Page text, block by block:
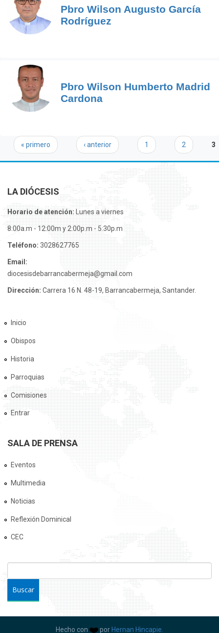
Pbro Wilson Augusto García
Rodríguez
Pbro Wilson Humberto Madrid
Cardona
Páginas
« primero ‹ anterior 1 2 3
LA DIÓCESIS
Horario de atención:Lunes a viernes
8:00a.m - 12:00m y 2:00p.m - 5:30p.m
Teléfono: 3028627765
Email:
diocesisdebarrancabermeja@gmail.com
Dirección: Carrera 16 N. 48-19, Barrancabermeja, Santander.
Inicio
Obispos
Historia
Parroquias
Comisiones
Entrar
SALA DE PRENSA
Eventos
Multimedia
Noticias
Reflexión Dominical
CEC
FORMULARIO DE BÚSQUEDA
Hecho con por Hernan Hincapie.